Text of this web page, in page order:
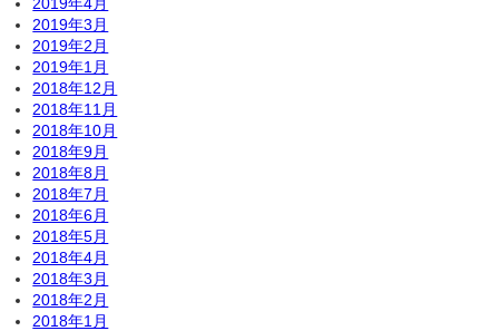
2019年3月
2019年2月
2019年1月
2018年12月
2018年11月
2018年10月
2018年9月
2018年8月
2018年7月
2018年6月
2018年5月
2018年4月
2018年3月
2018年2月
2018年1月